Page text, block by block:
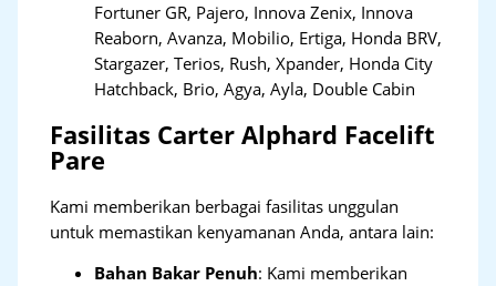
Fortuner GR, Pajero, Innova Zenix, Innova
Reaborn, Avanza, Mobilio, Ertiga, Honda BRV,
Stargazer, Terios, Rush, Xpander, Honda City
Hatchback, Brio, Agya, Ayla, Double Cabin
Fasilitas Carter Alphard Facelift
Pare
Kami memberikan berbagai fasilitas unggulan
untuk memastikan kenyamanan Anda, antara lain:
Bahan Bakar Penuh: Kami memberikan